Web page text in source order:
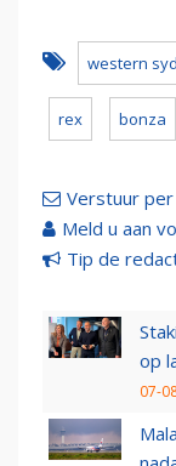
western
rex bonza
Verstuur
Meld u aan
Tip de
op
07-